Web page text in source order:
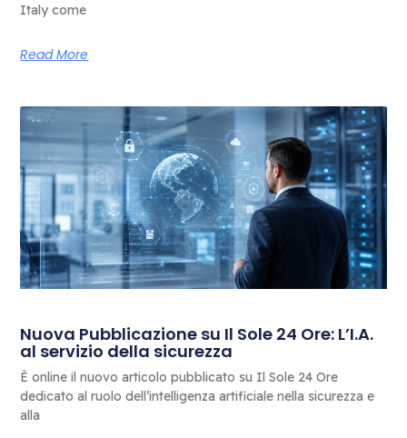
Italy come
Read More
Nuova Pubblicazione su Il Sole 24 Ore: L’I.A.
al servizio della sicurezza
È online il nuovo articolo pubblicato su Il Sole 24 Ore
dedicato al ruolo dell’intelligenza artificiale nella sicurezza e
alla